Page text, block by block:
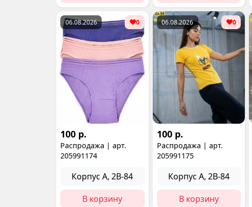
06.08.2026 0
100 р.
Распродажа | арт.
205991174
Корпус А, 2В-84
В корзину
06.08.2026 0
100 р.
Распродажа | арт.
205991175
Корпус А, 2В-84
В корзину